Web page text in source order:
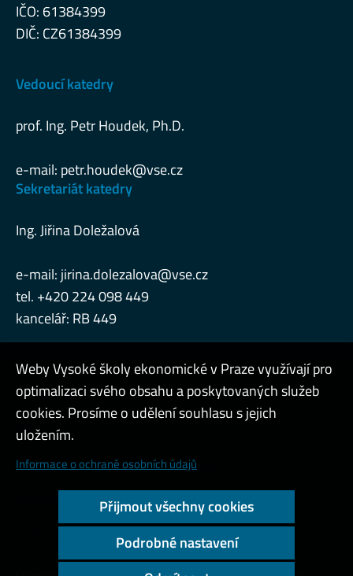
IČO: 61384399
DIČ: CZ61384399
Vedoucí katedry
prof. Ing. Petr Houdek, Ph.D.
e-mail: petr.houdek@vse.cz
Sekretariát katedry
Ing. Jiřina Doležalová
e-mail: jirina.dolezalova@vse.cz
tel. +420 224 098 449
kancelář: RB 449
Konzultační hodiny
Admin
Cookies a ochrana osobních údajů
Přístupnost webu
Vysoký kontrast
Weby Vysoké školy ekonomické v Praze využívají pro
optimalizaci svého obsahu a poskytovaných služeb
cookies. Prosíme o udělení souhlasu s jejich
uložením.
Informace o ochraně osobních údajů
Přijmout všechny cookies
Podrobné nastavení